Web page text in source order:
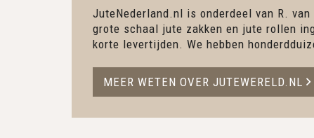
JuteNederland.nl is onderdeel van R.
grote schaal jute zakken en jute rollen
korte levertijden. We hebben
MEER WETEN OVER JUTEWERELD.NL